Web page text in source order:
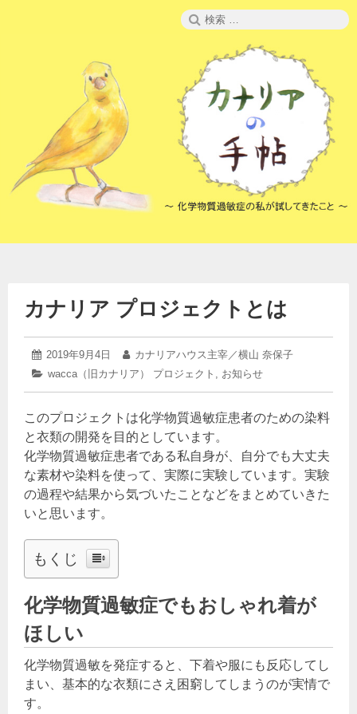
検
索:
カナリア プロジェクトとは
投
稿
2019年9月4日
2019
年
9
月
日
投
稿
カナリアハウス主宰／横山 奈保子
カ
リ
ー:
wacca（旧カナリア） プロジェクト , お知らせ
このプロジェクトは化学物質過敏症患者のための染料
と衣類の開発を目的としています。
化学物質過敏症患者である私自身が、自分でも大丈夫
な素材や染料を使って、実際に実験しています。実験
の過程や結果から気づいたことなどをまとめていきた
いと思います。
もくじ
化学物質過敏症でもおしゃれ着が
ほしい
化学物質過敏を発症すると、下着や服にも反応してし
まい、基本的な衣類にさえ困窮してしまうのが実情で
す。